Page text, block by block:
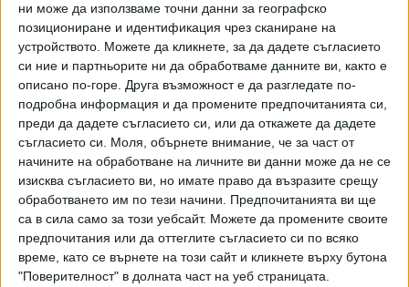
ни може да използваме точни данни за географско
позициониране и идентификация чрез сканиране на
устройството. Можете да кликнете, за да дадете съгласието
си ние и партньорите ни да обработваме данните ви, както е
описано по-горе. Друга възможност е да разгледате по-
подробна информация и да промените предпочитанията си,
преди да дадете съгласието си, или да откажете да дадете
съгласието си.
Моля, обърнете внимание, че за част от
начините на обработване на личните ви данни може да не се
изисква съгласието ви, но имате право да възразите срещу
обработването им по тези начини. Предпочитанията ви ще
са в сила само за този уебсайт. Можете да промените своите
предпочитания или да оттеглите съгласието си по всяко
време, като се върнете на този сайт и кликнете върху бутона
"Поверителност" в долната част на уеб страницата.
разсекретяване на правителствени файлове, свързани с
НЛО, в интерес на пълната прозрачност… Сега
американците могат незабавно да получат достъп до
разсекретените файлове на федералното правителство
за НЛО“, се казва в петъчно съобщение на
Министерството на отбраната . „В крайна сметка
обществеността ще може сама да направи изводите си
относно информацията, съдържаща се в тези файлове.“
Последвайте ни и в
Ако искате да подкрепите независимата
и качествена журналистика в “Сега”,